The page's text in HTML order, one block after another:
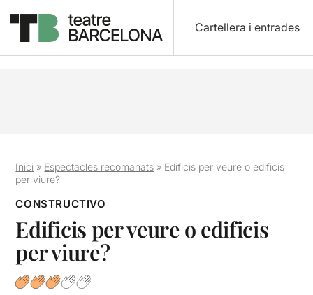
Cartellera i entrades
Inici » Espectacles recomanats » Edificis per veure o edificis
per viure?
CONSTRUCTIVO
Edificis per veure o edificis
per viure?